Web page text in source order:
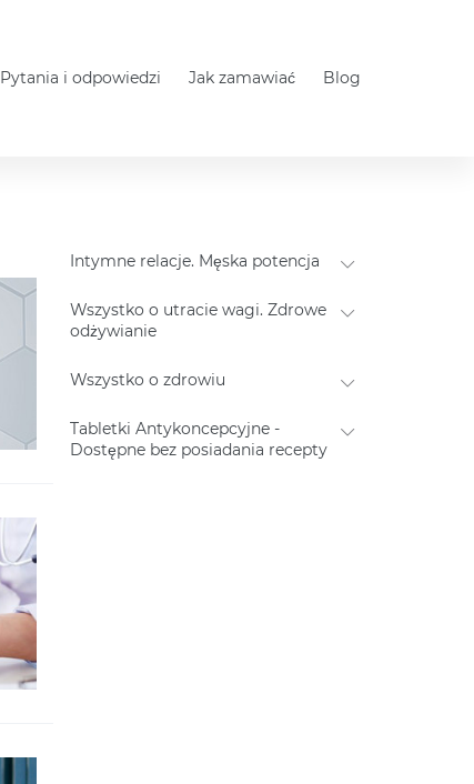
Pytania i odpowiedzi Jak zamawiać Blog
Intymne relacje. Męska potencja
Wszystko o utracie wagi. Zdrowe
odżywianie
Wszystko o zdrowiu
Tabletki Antykoncepcyjne -
Dostępne bez posiadania recepty